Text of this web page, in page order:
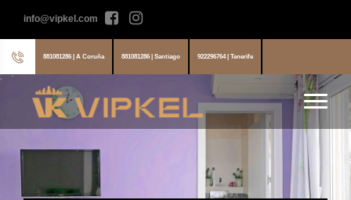
info@vipkel.com
881081286 | A Coruña 881081286 | Santiago 922296764 | Tenerife